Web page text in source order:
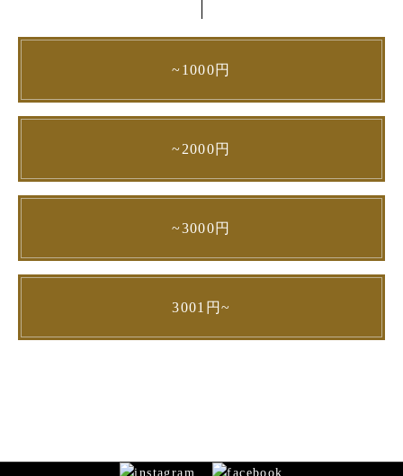
~1000円
~2000円
~3000円
3001円~